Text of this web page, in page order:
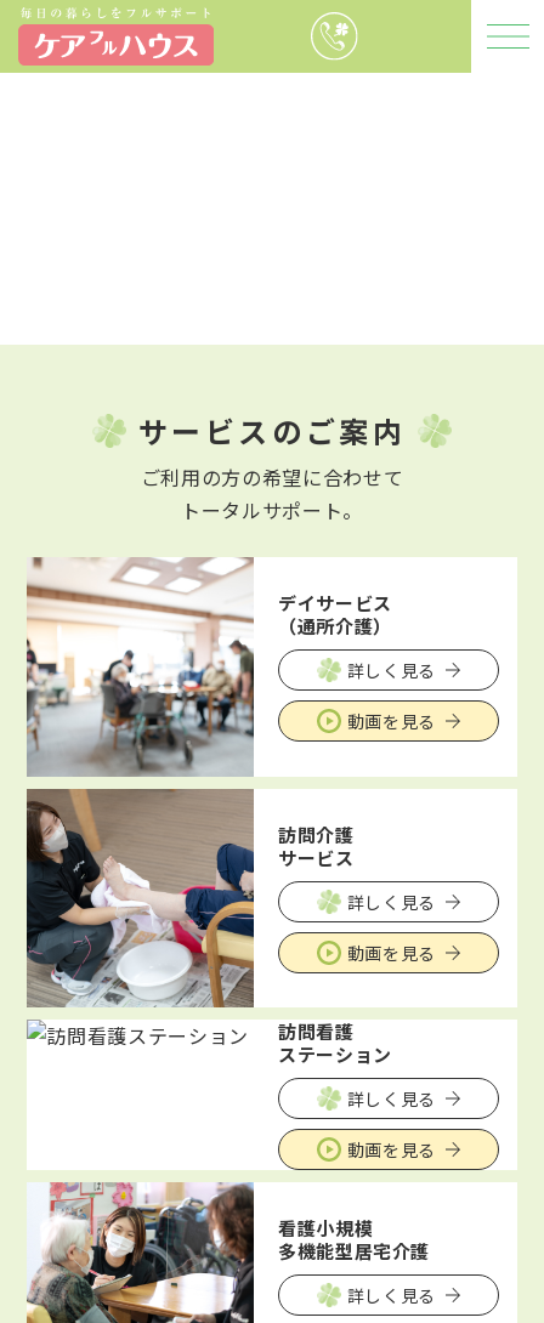
サービスのご案内
ご利用の方の希望に合わせて
トータルサポート。
デイサービス
（通所介護）
詳しく見る
動画を見る
訪問介護
サービス
詳しく見る
動画を見る
訪問看護
ステーション
詳しく見る
動画を見る
看護小規模
多機能型居宅介護
詳しく見る